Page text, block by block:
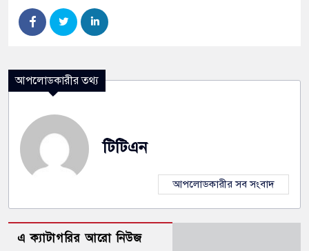
আপলোডকারীর তথ্য
টিটিএন
আপলোডকারীর সব সংবাদ
এ ক্যাটাগরির আরো নিউজ